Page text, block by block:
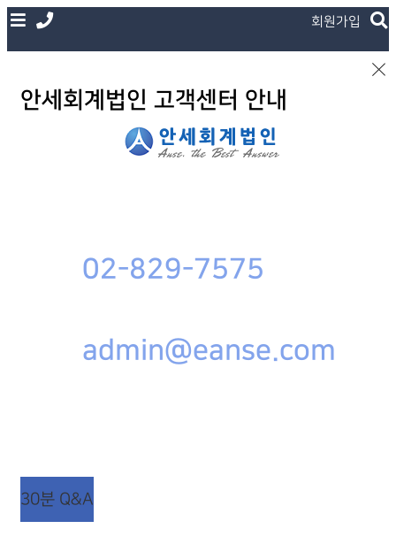
회원가입
안세회계법인 고객센터 안내
02-829-7575
admin@eanse.com
30분 Q&A